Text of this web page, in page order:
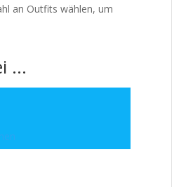
an Outfits wählen, um
…